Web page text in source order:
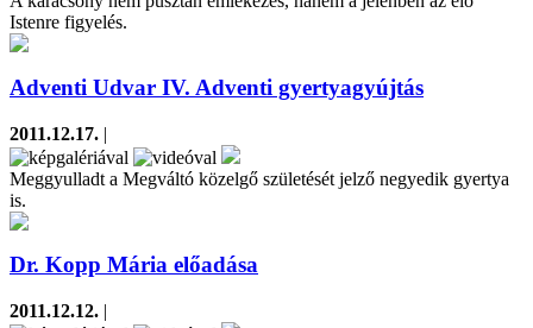
Istenre figyelés.
Adventi Udvar IV. Adventi gyertyagyújtás
2011.12.17. |
Meggyulladt a Megváltó közelgő születését jelző negyedik gyertya
is.
Dr. Kopp Mária előadása
2011.12.12. |